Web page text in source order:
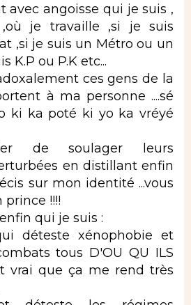
avec angoisse qui je suis ,
je travaille ,si je suis
,si je suis un Métro ou un
K.P ou P.K etc...
ces gens de la
à ma personne ....sé
ki ka poté ki yo ka vréyé
de soulager leurs
en distillant enfin
sur mon identité ...vous
prince !!!!
qui je suis :
déteste xénophobie et
tous D'OU QU ILS
vrai que ça me rend très